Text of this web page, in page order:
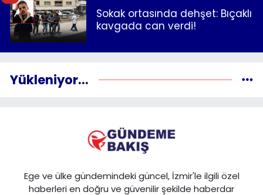
Sokak ortasında dehşet: Bıçaklı
kavgada can verdi!
Yükleniyor...
Ege ve ülke gündemindeki güncel, İzmir'le ilgili özel
haberleri en doğru ve güvenilir şekilde haberdar